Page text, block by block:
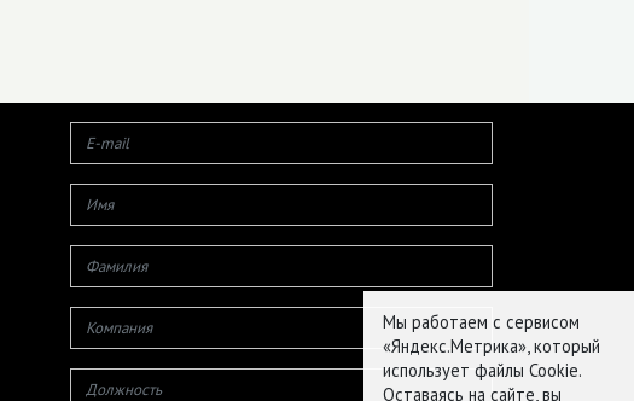
Мы работаем с сервисом
«Яндекс.Метрика», который
использует файлы Cookie.
Оставаясь на сайте, вы